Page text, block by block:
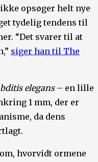
opsøger helt nye
tydelig tendens til
“Det svarer til at
siger han til The
elegans – en lille
1 mm, der er
da dens
hvorvidt ormene